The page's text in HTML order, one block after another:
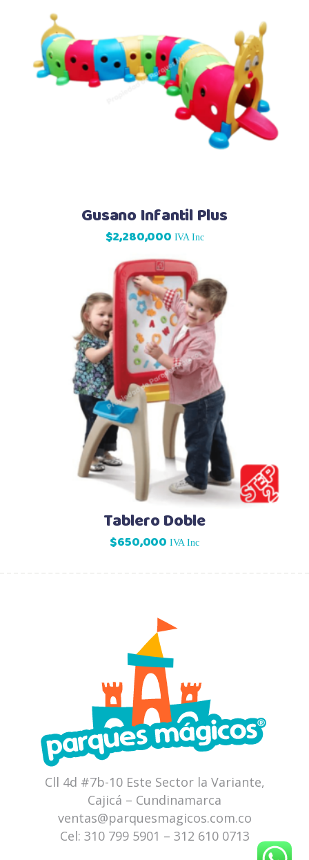
Gusano Infantil Plus
$2,280,000 IVA Inc
Tablero Doble
$650,000 IVA Inc
Cll 4d #7b-10 Este Sector la Variante,
Cajicá – Cundinamarca
ventas@parquesmagicos.com.co
Cel: 310 799 5901 – 312 610 0713